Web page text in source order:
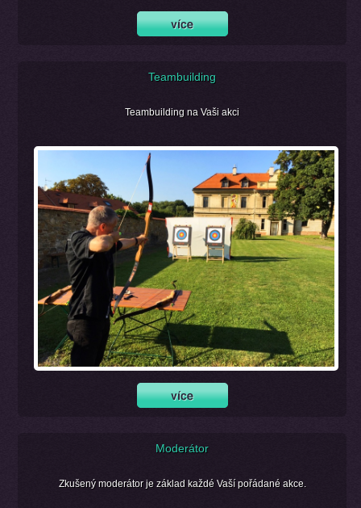
Teambuilding
Teambuilding na Vaši akci
Moderátor
Zkušený moderátor je základ každé Vaší pořádané akce.